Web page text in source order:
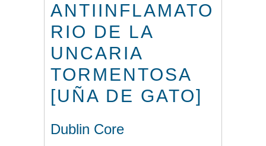
ANTIINFLAMATO
RIO DE LA
UNCARIA
TORMENTOSA
[UÑA DE GATO]
Dublin Core